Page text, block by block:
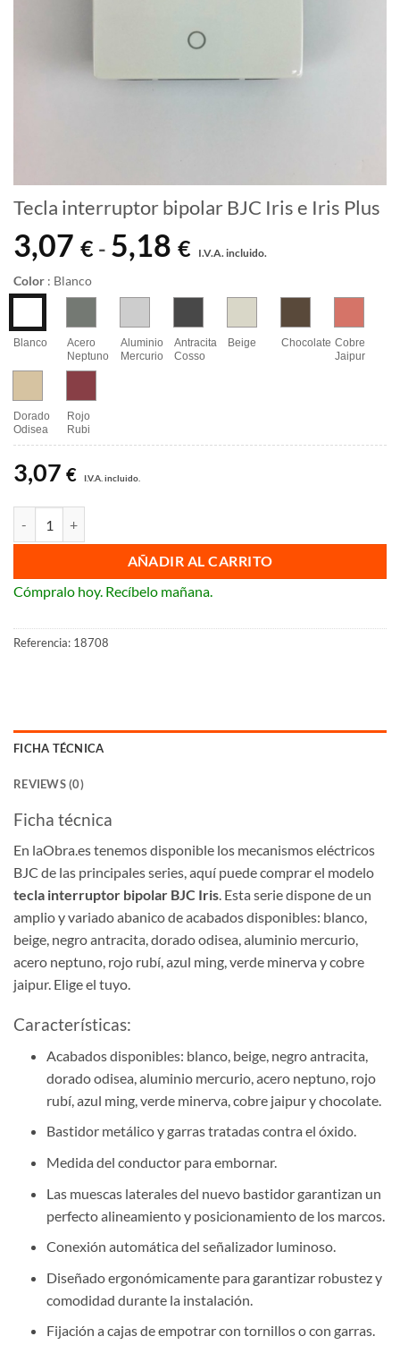
Tecla interruptor bipolar BJC Iris e Iris Plus
3,07 € - 5,18 €
de
desde
3,07 €
hasta
I.V.A. incluido.
Color : Blanco
Blanco
Acero
Neptuno
Aluminio
Mercurio
Antracita
Cosso
Beige Chocolate Cobre
Jaipur
Dorado
Odisea
Rojo
Rubi
3,07 € I.V.A. incluido.
AÑADIR AL CARRITO
Cómpralo hoy. Recíbelo mañana.
Referencia: 18708
FICHA TÉCNICA
REVIEWS (0)
Ficha técnica
En laObra.es tenemos disponible los mecanismos eléctricos
BJC de las principales series, aquí puede comprar el modelo
tecla interruptor bipolar BJC Iris. Esta serie dispone de un
amplio y variado abanico de acabados disponibles: blanco,
beige, negro antracita, dorado odisea, aluminio mercurio,
acero neptuno, rojo rubí, azul ming, verde minerva y cobre
jaipur. Elige el tuyo.
Características:
Acabados disponibles: blanco, beige, negro antracita,
dorado odisea, aluminio mercurio, acero neptuno, rojo
rubí, azul ming, verde minerva, cobre jaipur y chocolate.
Bastidor metálico y garras tratadas contra el óxido.
Medida del conductor para embornar.
Las muescas laterales del nuevo bastidor garantizan un
perfecto alineamiento y posicionamiento de los marcos.
Conexión automática del señalizador luminoso.
Diseñado ergonómicamente para garantizar robustez y
comodidad durante la instalación.
Fijación a cajas de empotrar con tornillos o con garras.